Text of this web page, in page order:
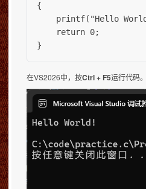
{
printf("Hello
    return 0;
}
在VS2026中，按Ctrl + F5运行代码